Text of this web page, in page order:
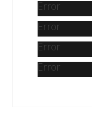
Error
Error
Error
Error